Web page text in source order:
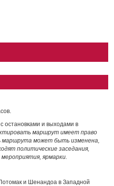
остановками и выходами в
маршрут имеет право
маршрута может быть изменена,
политические заседания,
ярмарки.
и Шенандоа в Западной